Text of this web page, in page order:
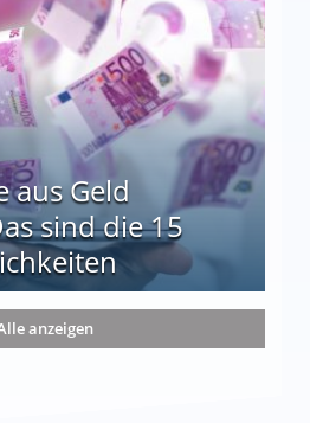
aus Geld
sind die 15
anzeigen